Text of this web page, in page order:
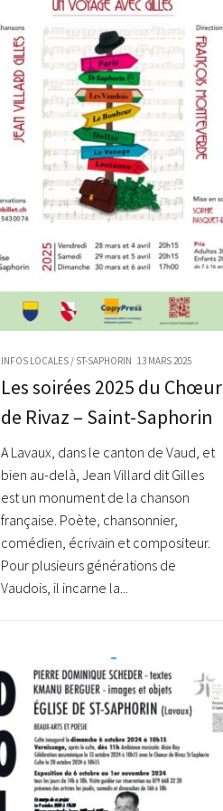
INFOS LOCALES / ST-SAPHORIN 13 MARS 2025
Les soirées 2025 du Chœur
de Rivaz – Saint-Saphorin
A Lavaux, dans le canton de Vaud, et
bien au-delà, Jean Villard dit Gilles
est un monument de la chanson
française. Poète, chansonnier,
comédien, écrivain et compositeur.
Pour plusieurs générations de
Vaudois, il incarne la...